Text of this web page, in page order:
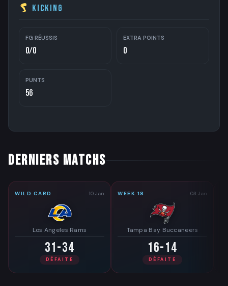
Kicking
FG RÉUSSIS
0/0
EXTRA POINTS
0
PUNTS
56
DERNIERS MATCHS
WILD CARD 10 Jan
Los Angeles Rams
31-34
DÉFAITE
WEEK 18 03 Jan
Tampa Bay Buccaneers
16-14
DÉFAITE